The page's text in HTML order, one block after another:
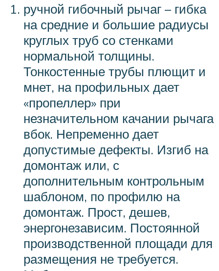
ручной гибочный рычаг – гибка
на средние и большие радиусы
круглых труб со стенками
нормальной толщины.
Тонкостенные трубы плющит и
мнет, на профильных дает
«пропеллер» при
незначительном качании рычага
вбок. Непременно дает
допустимые дефекты. Изгиб на
домонтаж или, с
дополнительным контрольным
шаблоном, по профилю на
домонтаж. Прост, дешев,
энергонезависим. Постоянной
производственной площади для
размещения не требуется.